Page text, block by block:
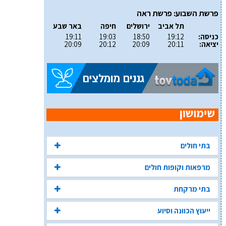
פרשת השבוע: פרשת ראה
כניסה:
יציאה:
תל אביב
19:12
20:11
ירושלים
18:50
20:09
חיפה
19:03
20:12
באר שבע
19:11
20:09
בתי חולים
מרפאות וקופות חולים
בתי מרקחת
ייעוץ הכוונה וסיוע